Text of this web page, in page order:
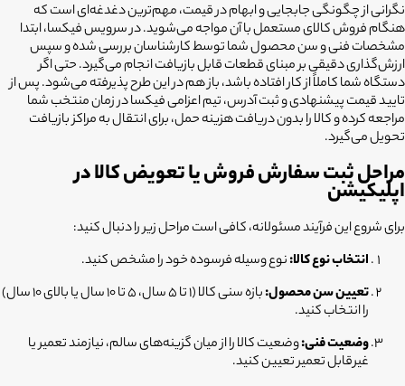
نگرانی از چگونگی جابجایی و ابهام در قیمت، مهم‌ترین دغدغه‌ای است که
هنگام فروش کالای مستعمل با آن مواجه می‌شوید. در سرویس فیکسا، ابتدا
مشخصات فنی و سن محصول شما توسط کارشناسان بررسی شده و سپس
ارزش‌گذاری دقیقی بر مبنای قطعات قابل بازیافت انجام می‌گیرد. حتی اگر
دستگاه شما کاملاً از کار افتاده باشد، باز هم در این طرح پذیرفته می‌شود. پس از
تایید قیمت پیشنهادی و ثبت آدرس، تیم اعزامی فیکسا در زمان منتخب شما
مراجعه کرده و کالا را بدون دریافت هزینه حمل، برای انتقال به مراکز بازیافت
تحویل می‌گیرد.
مراحل ثبت سفارش فروش یا تعویض کالا در
اپلیکیشن
برای شروع این فرآیند مسئولانه، کافی است مراحل زیر را دنبال کنید:
انتخاب نوع کالا:نوع وسیله فرسوده خود را مشخص کنید.
تعیین سن محصول:
بازه سنی کالا (۱ تا ۵ سال، ۵ تا ۱۰ سال یا بالای ۱۰ سال)
را انتخاب کنید.
وضعیت فنی:وضعیت کالا را از میان گزینه‌های سالم، نیازمند تعمیر یا
غیرقابل تعمیر تعیین کنید.